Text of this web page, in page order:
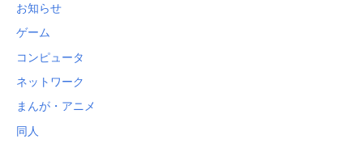
お知らせ
ゲーム
コンピュータ
ネットワーク
まんが・アニメ
同人